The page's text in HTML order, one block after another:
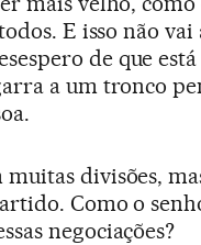
E isso não
de que
a um tronco
divisões,
Como o
negociações?